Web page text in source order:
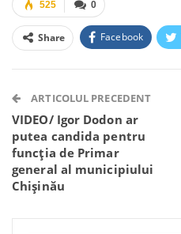
0
525
Share Facebook
Telegram WhatsApp
ARTICOLUL PRECEDENT
VIDEO/ Igor Dodon ar
putea candida pentru
funcția de Primar
general al municipiului
Chișinău